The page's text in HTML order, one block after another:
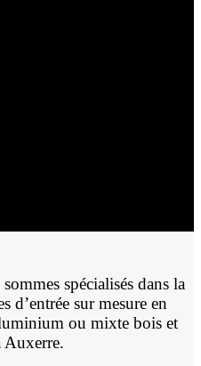
spécialisés dans la
d’entrée sur mesure en
ou mixte bois et
Auxerre.